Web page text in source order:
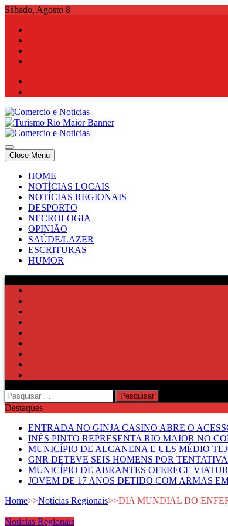
Skip
content
Sábado, Agosto 8
Comercio e Noticias
Notícias e Publicidade Online
Comercio e Noticias
Notícias e Publicidade Online
Close Menu
HOME
NOTÍCIAS LOCAIS
NOTÍCIAS REGIONAIS
DESPORTO
NECROLOGIA
OPINIÃO
SAÚDE/LAZER
ESCRITURAS
HUMOR
Pesquisar
por:
Destaques
ENTRADA NO GINJA CASINO ABRE O
INÊS PINTO REPRESENTA RIO MAIOR NO
MUNICÍPIO DE ALCANENA E ULS MÉDIO
GNR DETEVE SEIS HOMENS POR
MUNICÍPIO DE ABRANTES OFERECE
JOVEM DE 17 ANOS DETIDO COM ARMAS
Home>>Notícias Regionais>>DIA MUNDIAL DO
Notícias Regionais